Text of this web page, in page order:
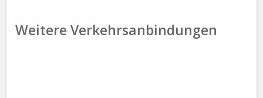
Weitere Verkehrsanbindungen